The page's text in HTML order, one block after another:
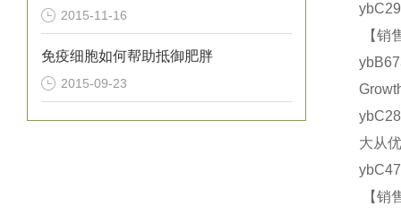
2015-11-16
免疫细胞如何帮助抵御肥胖
2015-09-23
【销
大从
【销